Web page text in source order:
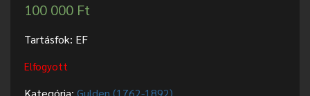
100 000 Ft
Tartásfok: EF
Elfogyott